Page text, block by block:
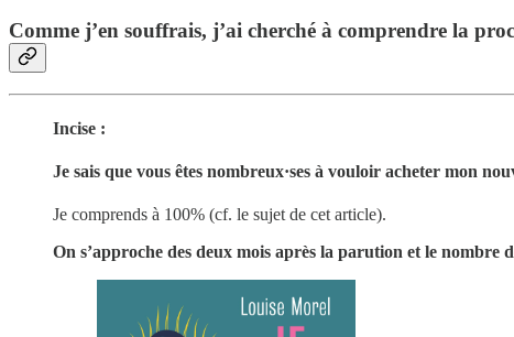
Comme j’en souffrais, j’ai cherché à comprendre la
Incise :
Je sais que vous êtes nombreux·ses à vouloir acheter mon
Je comprends à 100% (cf. le sujet de cet article).
On s’approche des deux mois après la parution et le nombre